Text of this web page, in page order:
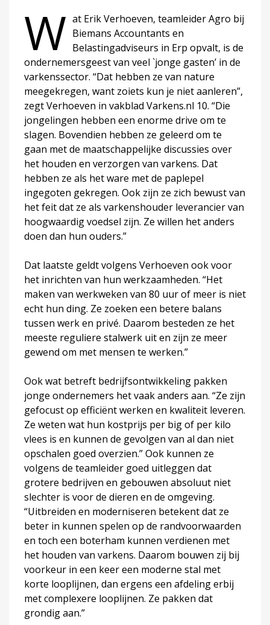
W at Erik Verhoeven, teamleider Agro bij
Biemans Accountants en
Belastingadviseurs in Erp opvalt, is de
ondernemersgeest van veel `jonge gasten’ in de
varkenssector. “Dat hebben ze van nature
meegekregen, want zoiets kun je niet aanleren”,
zegt Verhoeven in vakblad Varkens.nl 10. “Die
jongelingen hebben een enorme drive om te
slagen. Bovendien hebben ze geleerd om te
gaan met de maatschappelijke discussies over
het houden en verzorgen van varkens. Dat
hebben ze als het ware met de paplepel
ingegoten gekregen. Ook zijn ze zich bewust van
het feit dat ze als varkenshouder leverancier van
hoogwaardig voedsel zijn. Ze willen het anders
doen dan hun ouders.”
Dat laatste geldt volgens Verhoeven ook voor
het inrichten van hun werkzaamheden. “Het
maken van werkweken van 80 uur of meer is niet
echt hun ding. Ze zoeken een betere balans
tussen werk en privé. Daarom besteden ze het
meeste reguliere stalwerk uit en zijn ze meer
gewend om met mensen te werken.”
Ook wat betreft bedrijfsontwikkeling pakken
jonge ondernemers het vaak anders aan. “Ze zijn
gefocust op efficiënt werken en kwaliteit leveren.
Ze weten wat hun kostprijs per big of per kilo
vlees is en kunnen de gevolgen van al dan niet
opschalen goed overzien.” Ook kunnen ze
volgens de teamleider goed uitleggen dat
grotere bedrijven en gebouwen absoluut niet
slechter is voor de dieren en de omgeving.
“Uitbreiden en moderniseren betekent dat ze
beter in kunnen spelen op de randvoorwaarden
en toch een boterham kunnen verdienen met
het houden van varkens. Daarom bouwen zij bij
voorkeur in een keer een moderne stal met
korte looplijnen, dan ergens een afdeling erbij
met complexere looplijnen. Ze pakken dat
grondig aan.”